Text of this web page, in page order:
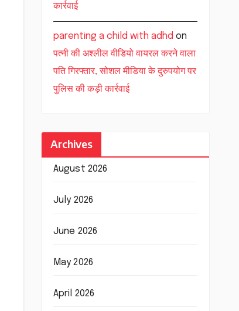
कार्रवाई
parenting a child with adhd on
पत्नी की अश्लील वीडियो वायरल करने वाला
पति गिरफ्तार, सोशल मीडिया के दुरुपयोग पर
पुलिस की कड़ी कार्रवाई
Archives
August 2026
July 2026
June 2026
May 2026
April 2026